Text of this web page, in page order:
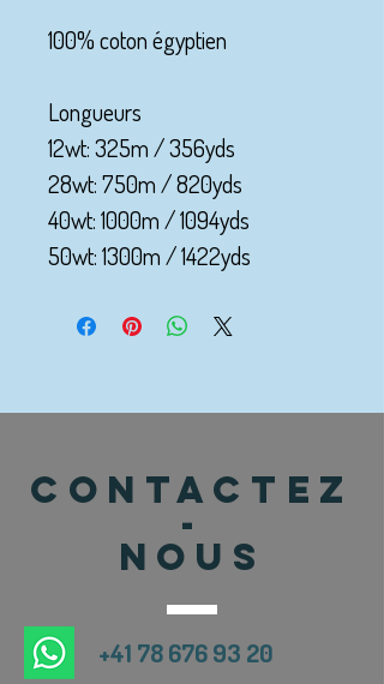
100% coton égyptien
Longueurs
12wt: 325m / 356yds
28wt: 750m / 820yds
40wt: 1000m / 1094yds
50wt: 1300m / 1422yds
CONTACTEZ
-
NOUS
+41 78 676 93 20